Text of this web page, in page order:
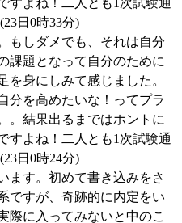
すよね！二人とも1次試験通
日0時33分)
もしダメでも、それは自分
課題となって自分のために
を身にしみて感じました。
分を高めたいな！ってプラ
。結果出るまではホントに
すよね！二人とも1次試験通
日0時24分)
ます。初めて書き込みをさ
ですが、奇跡的に内定をい
際に入ってみないと中のこ